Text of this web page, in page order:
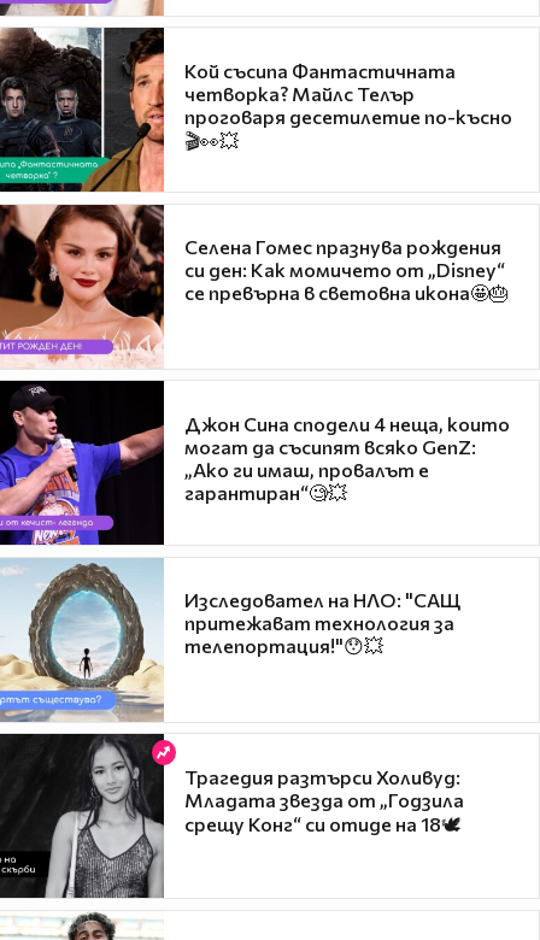
Кой съсипа Фантастичната
четворка? Майлс Телър
проговаря десетилетие по-късно
🎬👀💥
Селена Гомес празнува рождения
си ден: Как момичето от „Disney“
се превърна в световна икона🤩🎂
Джон Сина сподели 4 неща, които
могат да съсипят всяко GenZ:
„Ако ги имаш, провалът е
гарантиран“🧐💥
Изследовател на НЛО: "САЩ
притежават технология за
телепортация!"😯💥
Трагедия разтърси Холивуд:
Младата звезда от „Годзила
срещу Конг“ си отиде на 18🕊️